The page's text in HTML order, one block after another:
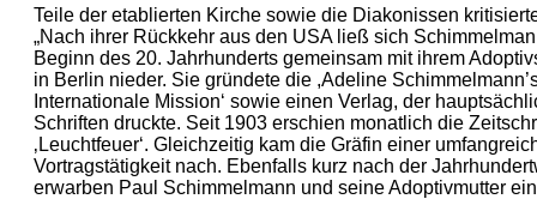
Teile der etablierten Kirche sowie die Diakonissen
„Nach ihrer Rückkehr aus den USA ließ sich
Beginn des 20. Jahrhunderts gemeinsam mit ihrem
in Berlin nieder. Sie gründete die ,Adeline
Internationale Mission‘ sowie einen Verlag, der
Schriften druckte. Seit 1903 erschien monatlich die
‚Leuchtfeuer‘. Gleichzeitig kam die Gräfin einer
Vortragstätigkeit nach. Ebenfalls kurz nach der
erwarben Paul Schimmelmann und seine Adoptivmutter